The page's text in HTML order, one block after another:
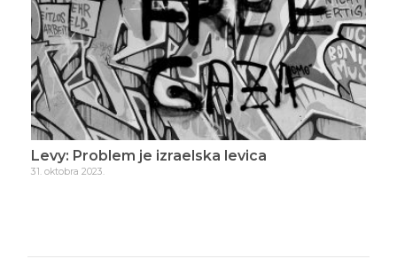
Levy: Problem je izraelska levica
31. oktobra 2023.